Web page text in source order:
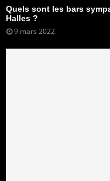
Quels sont les bars
Halles ?
9 mars 2022